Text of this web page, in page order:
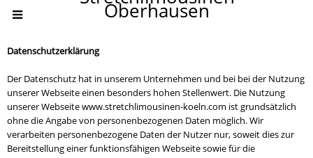
Oberhausen
Datenschutzerklärung
Der Datenschutz hat in unserem Unternehmen und bei bei der Nutzung
unserer Webseite einen besonders hohen Stellenwert. Die Nutzung
unserer Webseite www.stretchlimousinen-koeln.com ist grundsätzlich
ohne die Angabe von personenbezogenen Daten möglich. Wir
verarbeiten personenbezogene Daten der Nutzer nur, soweit dies zur
Bereitstellung einer funktionsfähigen Webseite sowie für die